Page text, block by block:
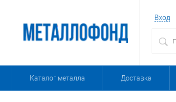
Вход
Каталог металла Доставка